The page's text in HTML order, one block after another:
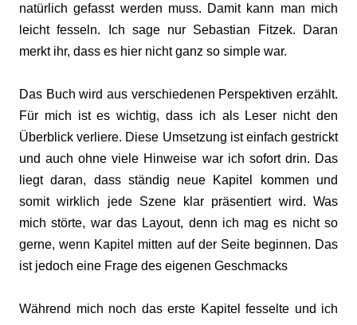
natürlich gefasst werden muss. Damit kann man mich
leicht fesseln. Ich sage nur Sebastian Fitzek. Daran
merkt ihr, dass es hier nicht ganz so simple war.
Das Buch wird aus verschiedenen Perspektiven erzählt.
Für mich ist es wichtig, dass ich als Leser nicht den
Überblick verliere. Diese Umsetzung ist einfach gestrickt
und auch ohne viele Hinweise war ich sofort drin. Das
liegt daran, dass ständig neue Kapitel kommen und
somit wirklich jede Szene klar präsentiert wird. Was
mich störte, war das Layout, denn ich mag es nicht so
gerne, wenn Kapitel mitten auf der Seite beginnen. Das
ist jedoch eine Frage des eigenen Geschmacks
Während mich noch das erste Kapitel fesselte und ich